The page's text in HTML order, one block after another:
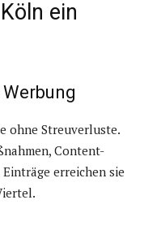
ein
ohne Streuverluste.
Content-
erreichen sie